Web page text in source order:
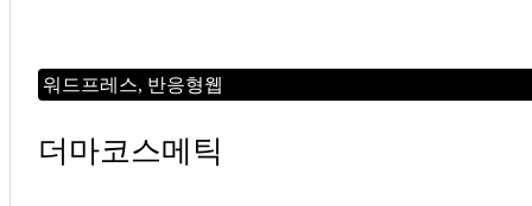
워드프레스, 반응형웹
더마코스메틱